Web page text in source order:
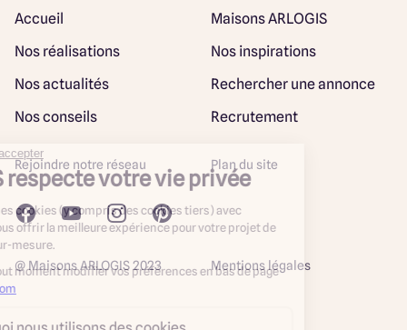
Accueil
Maisons ARLOGIS
Nos réalisations
Nos inspirations
Nos actualités
Rechercher une annonce
Nos conseils
Recrutement
Mentions légales
Rejoindre notre réseau Plan du site
@ Maisons ARLOGIS 2023